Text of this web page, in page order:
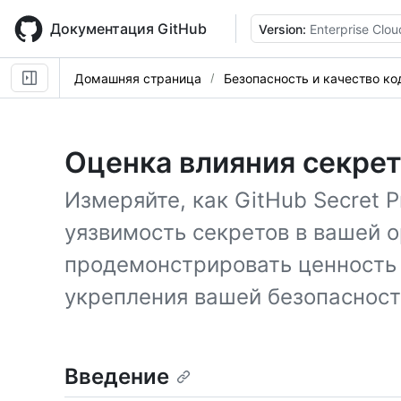
main
content
Документация GitHub Version: Enterprise
Домашняя страница Безопасность и качество
Оценка влияния
Измеряйте, как GitHub Secret
уязвимость секретов в вашей
продемонстрировать
укрепления вашей
Введение